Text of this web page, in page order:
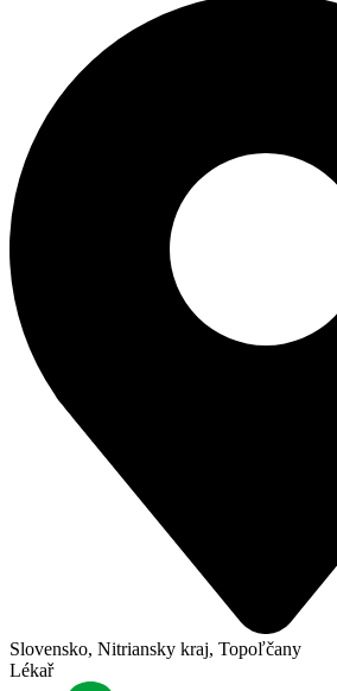
Slovensko, Nitriansky kraj, Topoľčany
Lékař